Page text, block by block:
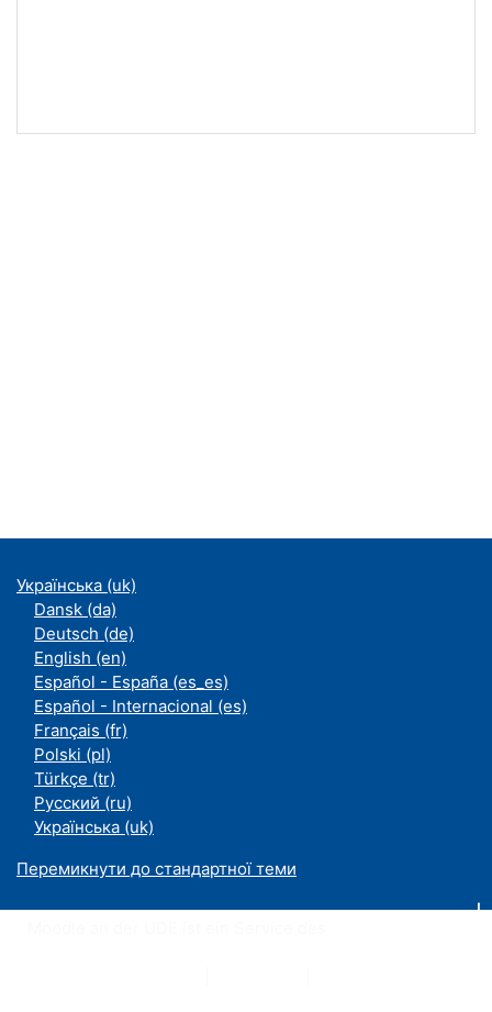
Українська ‎(uk)‎
Dansk ‎(da)‎
Deutsch ‎(de)‎
English ‎(en)‎
Español - España ‎(es_es)‎
Español - Internacional ‎(es)‎
Français ‎(fr)‎
Polski ‎(pl)‎
Türkçe ‎(tr)‎
Русский ‎(ru)‎
Українська ‎(uk)‎
Перемикнути до стандартної теми